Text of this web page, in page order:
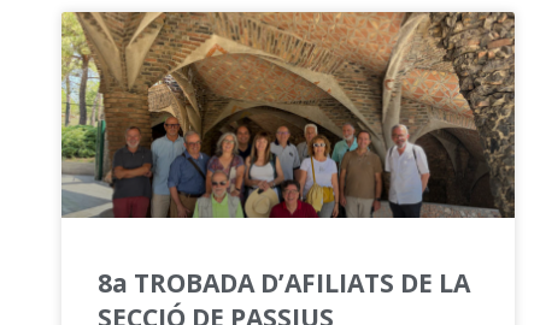
8a TROBADA D’AFILIATS DE LA
SECCIÓ DE PASSIUS